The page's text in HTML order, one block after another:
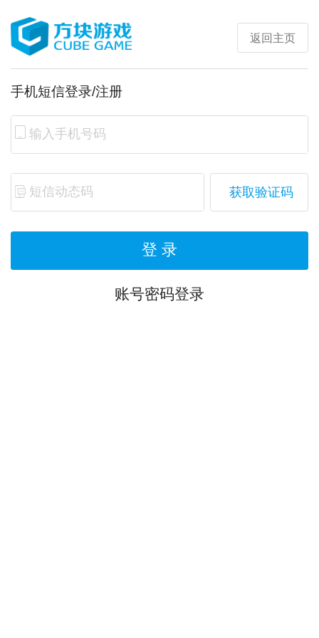
返回主页
手机短信登录/注册
获取验证码
登 录
账号密码登录